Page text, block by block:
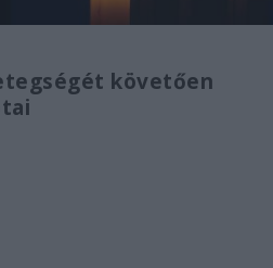
követően